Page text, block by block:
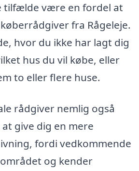
tilfælde være en fordel at
fra Rågeleje.
hvor du ikke har lagt dig
hus du vil købe, eller
to eller flere huse.
rådgiver nemlig også
give dig en mere
fordi vedkommende
og kender